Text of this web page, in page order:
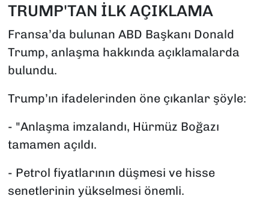
TRUMP'TAN İLK AÇIKLAMA
Fransa’da bulunan ABD Başkanı Donald
Trump, anlaşma hakkında açıklamalarda
bulundu.
Trump’ın ifadelerinden öne çıkanlar şöyle:
- "Anlaşma imzalandı, Hürmüz Boğazı
tamamen açıldı.
- Petrol fiyatlarının düşmesi ve hisse
senetlerinin yükselmesi önemli.